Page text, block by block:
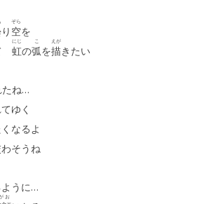
り 空
ぞら
を
虹
にじ
の弧
こ
を描
えが
きたい
たね…
ゆく
なるよ
わそうね
ように…
お